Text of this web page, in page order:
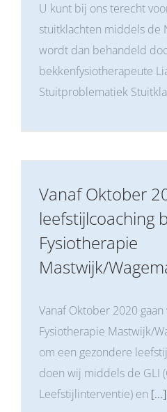
U kunt bij ons terecht
stuitklachten middels de
wordt dan behandeld
bekkenfysiotherapeute
Stuitproblematiek
Vanaf Oktober
leefstijlcoaching
Fysiotherapie
Mastwijk/
Vanaf Oktober 2020
Fysiotherapie Mastwijk/
om een gezondere
doen wij middels de GLI
Leefstijlinterventie) en [...]